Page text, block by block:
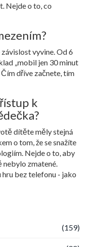
Nejde o to, co
vyvine. Od 6
„mobil jen 30 minut
Čím dříve začnete, tím
k
dítěte měly stejná
o tom, že se snažíte
Nejde o to, aby
nebylo zmatené.
bez telefonu - jako
(159)